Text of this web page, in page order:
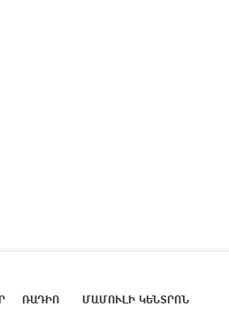
ՌԱԴԻՈ ՄԱՄՈՒԼԻ ԿԵՆՏՐՈՆ